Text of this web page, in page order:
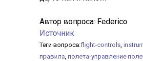
Автор вопроса: Federico
Источник
Теги вопроса:flight-controls,
правила, полета-управление